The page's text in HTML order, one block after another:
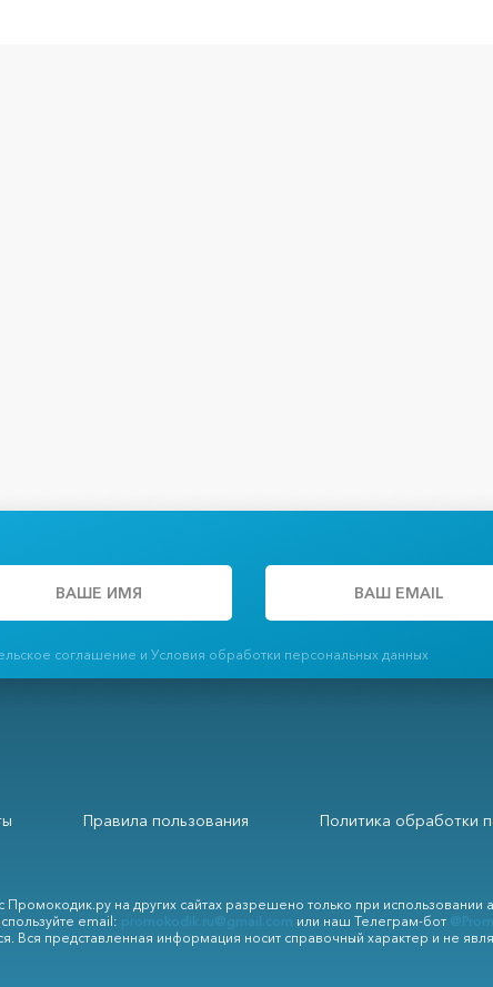
соглашение и Условия обработки персональных данных
Правила пользования Политика обработки
на других сайтах разрешено только при использовании
email:
или наш Телеграм-бот
Вся представленная информация носит справочный характер и не